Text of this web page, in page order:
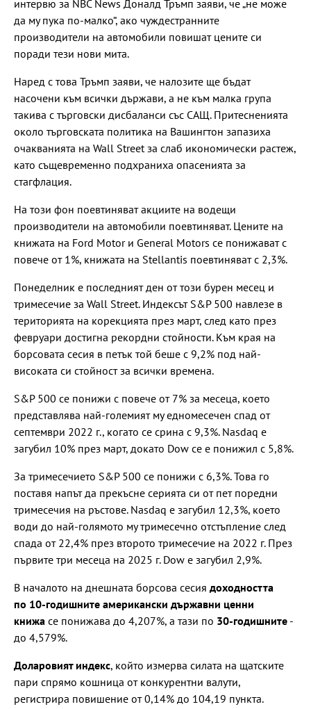
интервю за NBC News Доналд Тръмп заяви, че „не може
да му пука по-малко“, ако чуждестранните
производители на автомобили повишат цените си
поради тези нови мита.
Наред с това Тръмп заяви, че налозите ще бъдат
насочени към всички държави, а не към малка група
такива с търговски дисбаланси със САЩ. Притесненията
около търговската политика на Вашингтон запазиха
очакванията на Wall Street за слаб икономически растеж,
като същевременно подхраниха опасенията за
стагфлация.
На този фон поевтиняват акциите на водещи
производители на автомобили поевтиняват. Цените на
книжата на Ford Motor и General Motors се понижават с
повече от 1%, книжата на Stellantis поевтиняват с 2,3%.
Понеделник е последният ден от този бурен месец и
тримесечие за Wall Street. Индексът S&P 500 навлезе в
територията на корекцията през март, след като през
февруари достигна рекордни стойности. Към края на
борсовата сесия в петък той беше с 9,2% под най-
високата си стойност за всички времена.
S&P 500 се понижи с повече от 7% за месеца, което
представлява най-големият му едномесечен спад от
септември 2022 г., когато се срина с 9,3%. Nasdaq е
загубил 10% през март, докато Dow се е понижил с 5,8%.
За тримесечието S&P 500 се понижи с 6,3%. Това го
поставя напът да прекъсне серията си от пет поредни
тримесечия на ръстове. Nasdaq е загубил 12,3%, което
води до най-голямото му тримесечно отстъпление след
спада от 22,4% през второто тримесечие на 2022 г. През
първите три месеца на 2025 г. Dow е загубил 2,9%.
В началото на днешната борсова сесия доходността
по 10-годишните американски държавни ценни
книжа се понижава до 4,207%, а тази по 30-годишните -
до 4,579%.
Доларовият индекс, който измерва силата на щатските
пари спрямо кошница от конкурентни валути,
регистрира повишение от 0,14% до 104,19 пункта.